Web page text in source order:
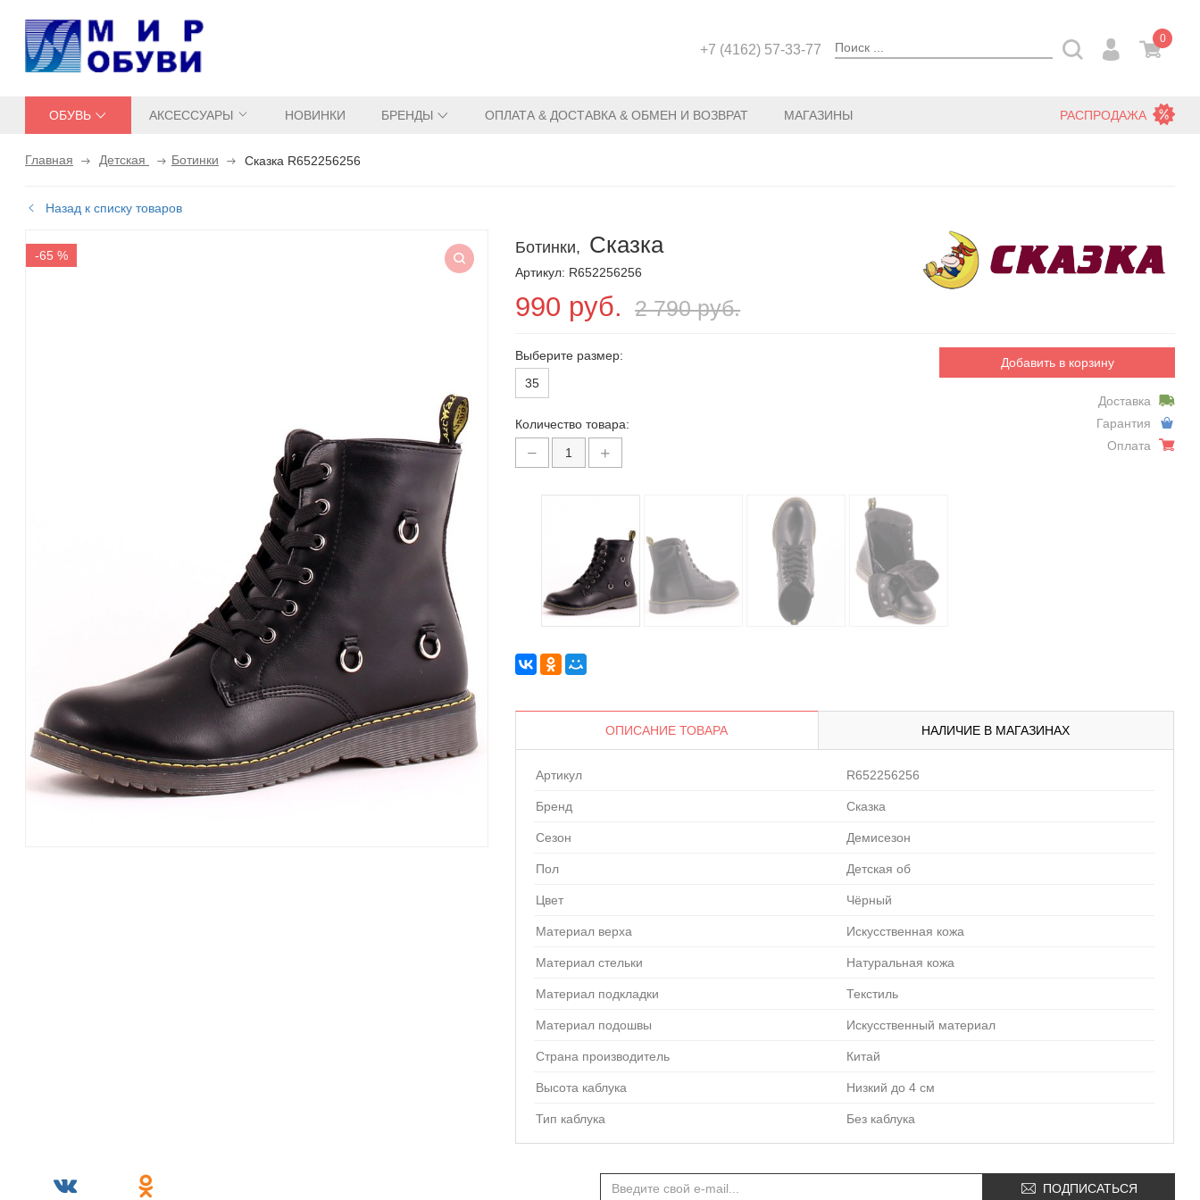
+7 (4162) 57-33-77
0
ОБУВЬ АКСЕССУАРЫ НОВИНКИ БРЕНДЫ ОПЛАТА & ДОСТАВКА & ОБМЕН И ВОЗВРАТ МАГАЗИНЫ РАСПРОДАЖА
Главная Детская Ботинки Сказка R652256256
Назад к списку товаров
Ботинки, Сказка
Артикул: R652256256
990 руб. 2 790 руб.
Выберите размер:
35
Количество товара:
Добавить в корзину
Доставка
Гарантия
Оплата
ОПИСАНИЕ ТОВАРА НАЛИЧИЕ В МАГАЗИНАХ
Артикул R652256256
Бренд Сказка
Сезон Демисезон
Пол Детская об
Цвет Чёрный
Материал верха Искусственная кожа
Материал стельки Натуральная кожа
Материал подкладки Текстиль
Материал подошвы Искусственный материал
Страна производитель Китай
Высота каблука Низкий до 4 см
Тип каблука Без каблука
ПОДПИСАТЬСЯ